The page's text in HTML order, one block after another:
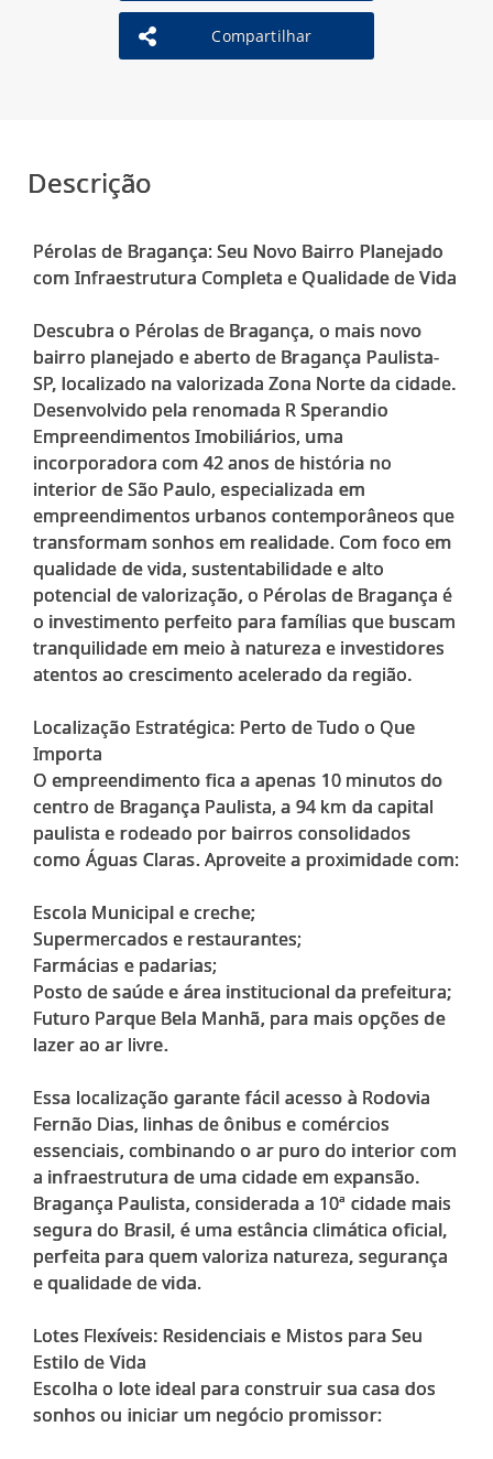
Compartilhar
Descrição
Pérolas de Bragança: Seu Novo Bairro Planejado
com Infraestrutura Completa e Qualidade de Vida
Descubra o Pérolas de Bragança, o mais novo
bairro planejado e aberto de Bragança Paulista-
SP, localizado na valorizada Zona Norte da cidade.
Desenvolvido pela renomada R Sperandio
Empreendimentos Imobiliários, uma
incorporadora com 42 anos de história no
interior de São Paulo, especializada em
empreendimentos urbanos contemporâneos que
transformam sonhos em realidade. Com foco em
qualidade de vida, sustentabilidade e alto
potencial de valorização, o Pérolas de Bragança é
o investimento perfeito para famílias que buscam
tranquilidade em meio à natureza e investidores
atentos ao crescimento acelerado da região.
Localização Estratégica: Perto de Tudo o Que
Importa
O empreendimento fica a apenas 10 minutos do
centro de Bragança Paulista, a 94 km da capital
paulista e rodeado por bairros consolidados
como Águas Claras. Aproveite a proximidade com:
Escola Municipal e creche;
Supermercados e restaurantes;
Farmácias e padarias;
Posto de saúde e área institucional da prefeitura;
Futuro Parque Bela Manhã, para mais opções de
lazer ao ar livre.
Essa localização garante fácil acesso à Rodovia
Fernão Dias, linhas de ônibus e comércios
essenciais, combinando o ar puro do interior com
a infraestrutura de uma cidade em expansão.
Bragança Paulista, considerada a 10ª cidade mais
segura do Brasil, é uma estância climática oficial,
perfeita para quem valoriza natureza, segurança
e qualidade de vida.
Lotes Flexíveis: Residenciais e Mistos para Seu
Estilo de Vida
Escolha o lote ideal para construir sua casa dos
sonhos ou iniciar um negócio promissor: